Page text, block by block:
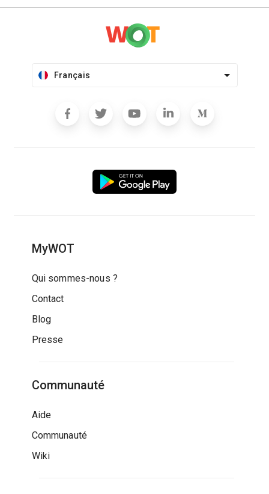
Français
MyWOT
Qui sommes-nous ?
Contact
Blog
Presse
Communauté
Aide
Communauté
Wiki